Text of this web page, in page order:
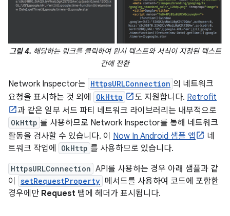
그림 4. 해당하는 링크를 클릭하여 원시 텍스트와 서식이 지정된 텍스트
간에 전환
Network Inspector는 HttpsURLConnection 의 네트워크
요청을 표시하는 것 외에
OkHttp 도 지원합니다. Retrofit
과 같은 일부 서드 파티 네트워크 라이브러리는 내부적으로
OkHttp 를 사용하므로 Network Inspector를 통해 네트워크
활동을 검사할 수 있습니다. 이 Now In Android 샘플 앱
네
트워크 작업에
OkHttp 를 사용하므로 있습니다.
HttpsURLConnection API를 사용하는 경우 아래 샘플과 같
이
setRequestProperty 메서드를 사용하여 코드에 포함한
경우에만 Request 탭에 헤더가 표시됩니다.